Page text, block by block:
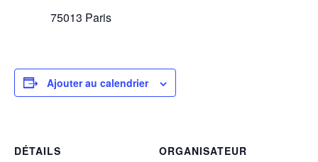
75013 Paris
Ajouter au calendrier
DÉTAILS
ORGANISATEUR